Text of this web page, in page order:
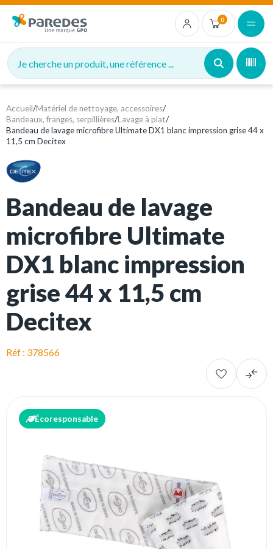
0
Je cherche un produit, une référence ...
Accueil/Matériel de nettoyage, accessoires/
Bandeaux, franges, serpillières/Lavage à plat/
Bandeau de lavage microfibre Ultimate DX1 blanc impression grise 44 x
11,5 cm Decitex
Bandeau de lavage
microfibre Ultimate
DX1 blanc impression
grise 44 x 11,5 cm
Decitex
Réf : 378566
Écoresponsable